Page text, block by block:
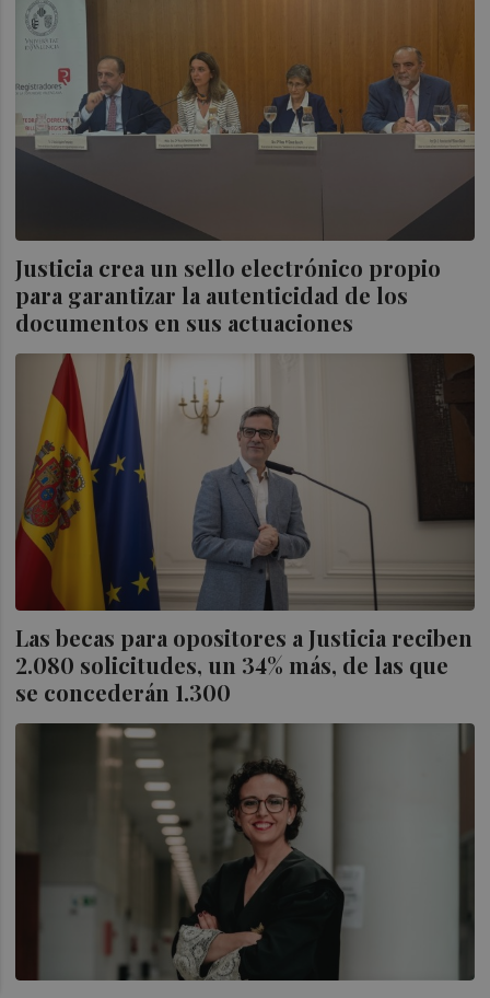
Justicia crea un sello electrónico propio
para garantizar la autenticidad de los
documentos en sus actuaciones
Las becas para opositores a Justicia reciben
2.080 solicitudes, un 34% más, de las que
se concederán 1.300